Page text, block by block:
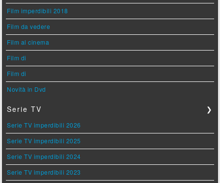
Film imperdibili 2018
Film da vedere
Film al cinema
Film di
Film di
Novità in Dvd
Serie TV ❯
Serie TV imperdibili 2026
Serie TV imperdibili 2025
Serie TV imperdibili 2024
Serie TV imperdibili 2023